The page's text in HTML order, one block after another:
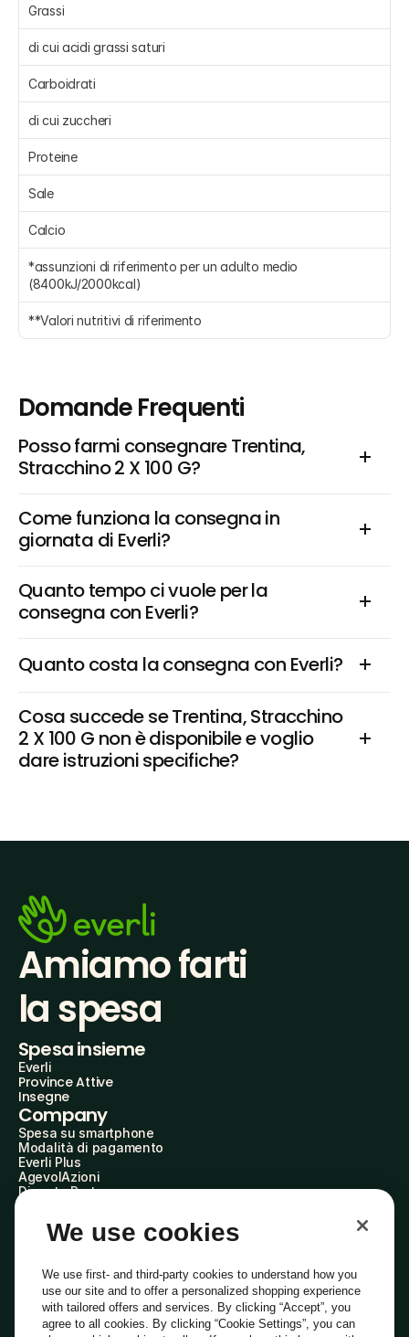
Grassi
di cui acidi grassi saturi
Carboidrati
di cui zuccheri
Proteine
Sale
Calcio
*assunzioni di riferimento per un adulto medio
(8400kJ/2000kcal)
**Valori nutritivi di riferimento
Domande Frequenti
Posso farmi consegnare Trentina,
Stracchino 2 X 100 G?
Come funziona la consegna in
giornata di Everli?
Quanto tempo ci vuole per la
consegna con Everli?
Quanto costa la consegna con Everli?
Cosa succede se Trentina, Stracchino
2 X 100 G non è disponibile e voglio
dare istruzioni specifiche?
Amiamo farti
la spesa
Spesa insieme
Everli
Province Attive
Insegne
Company
Spesa su smartphone
Modalità di pagamento
Everli Plus
AgevolAzioni
Diventa Partner
Everli Shoppers
About Us
Everli News
Domande frequenti
Lavora con noi
Diventa Shopper
Investitori
We use cookies
We use first- and third-party cookies to understand how you
use our site and to offer a personalized shopping experience
with tailored offers and services. By clicking “Accept”, you
agree to all cookies. By clicking “Cookie Settings”, you can